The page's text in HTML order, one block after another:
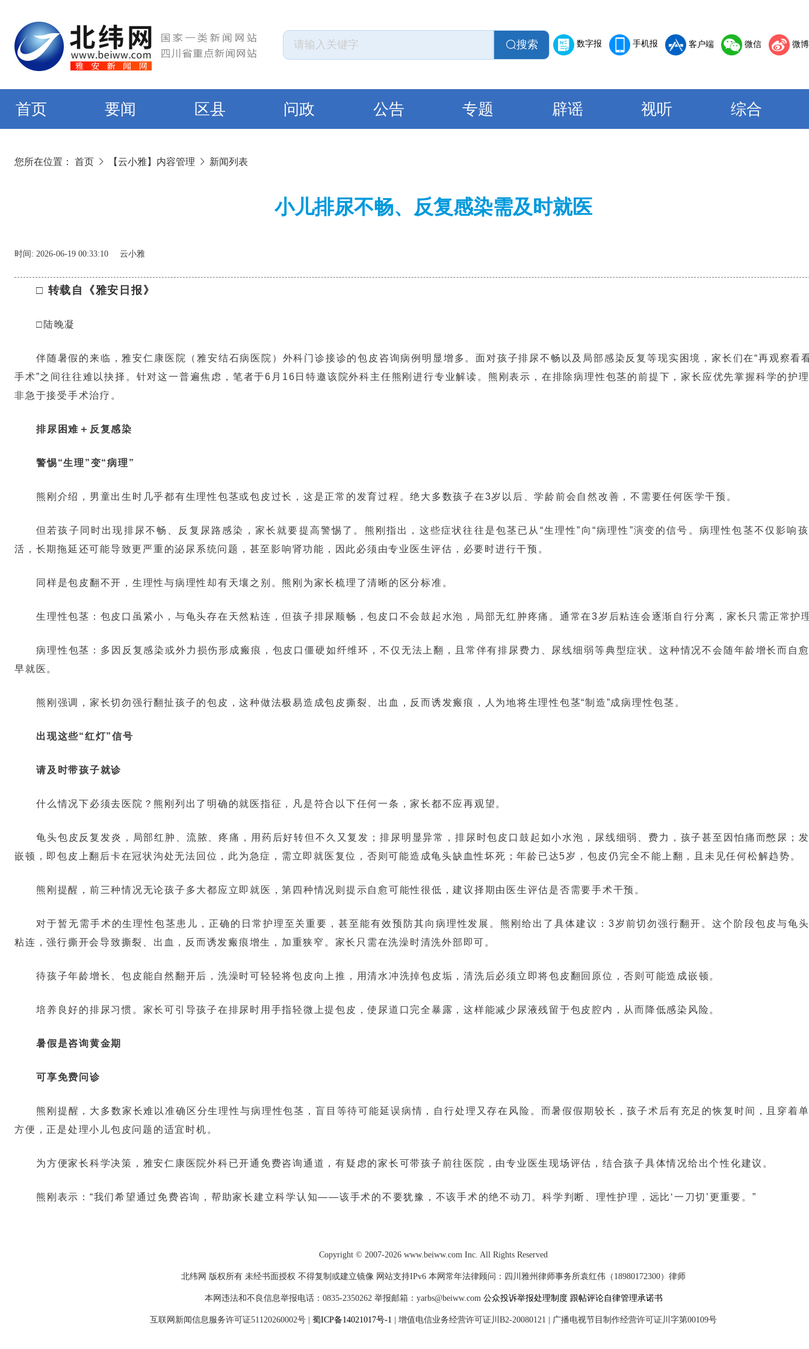
搜索 数字报 手机报 客户端 微信 微博
首页 要闻 区县 问政 公告 专题 辟谣 视听 综合
您所在位置： 首页 【云小雅】内容管理 新闻列表
小儿排尿不畅、反复感染需及时就医
时间: 2026-06-19 00:33:10 云小雅
□ 转载自《雅安日报》
□陆晚凝
伴随暑假的来临，雅安仁康医院（雅安结石病医院）外科门诊接诊的包皮咨询病例明显增多。面对孩子排尿不畅以及局部感染反复等现实困境，家长们在“再观察看
手术”之间往往难以抉择。针对这一普遍焦虑，笔者于6月16日特邀该院外科主任熊刚进行专业解读。熊刚表示，在排除病理性包茎的前提下，家长应优先掌握科学的护
非急于接受手术治疗。
排尿困难＋反复感染
警惕“生理”变“病理”
熊刚介绍，男童出生时几乎都有生理性包茎或包皮过长，这是正常的发育过程。绝大多数孩子在3岁以后、学龄前会自然改善，不需要任何医学干预。
但若孩子同时出现排尿不畅、反复尿路感染，家长就要提高警惕了。熊刚指出，这些症状往往是包茎已从“生理性”向“病理性”演变的信号。病理性包茎不仅影响
活，长期拖延还可能导致更严重的泌尿系统问题，甚至影响肾功能，因此必须由专业医生评估，必要时进行干预。
同样是包皮翻不开，生理性与病理性却有天壤之别。熊刚为家长梳理了清晰的区分标准。
生理性包茎：包皮口虽紧小，与龟头存在天然粘连，但孩子排尿顺畅，包皮口不会鼓起水泡，局部无红肿疼痛。通常在3岁后粘连会逐渐自行分离，家长只需正常护
病理性包茎：多因反复感染或外力损伤形成瘢痕，包皮口僵硬如纤维环，不仅无法上翻，且常伴有排尿费力、尿线细弱等典型症状。这种情况不会随年龄增长而自
早就医。
熊刚强调，家长切勿强行翻扯孩子的包皮，这种做法极易造成包皮撕裂、出血，反而诱发瘢痕，人为地将生理性包茎“制造”成病理性包茎。
出现这些“红灯”信号
请及时带孩子就诊
什么情况下必须去医院？熊刚列出了明确的就医指征，凡是符合以下任何一条，家长都不应再观望。
龟头包皮反复发炎，局部红肿、流脓、疼痛，用药后好转但不久又复发；排尿明显异常，排尿时包皮口鼓起如小水泡，尿线细弱、费力，孩子甚至因怕痛而憋尿；
嵌顿，即包皮上翻后卡在冠状沟处无法回位，此为急症，需立即就医复位，否则可能造成龟头缺血性坏死；年龄已达5岁，包皮仍完全不能上翻，且未见任何松解趋势。
熊刚提醒，前三种情况无论孩子多大都应立即就医，第四种情况则提示自愈可能性很低，建议择期由医生评估是否需要手术干预。
对于暂无需手术的生理性包茎患儿，正确的日常护理至关重要，甚至能有效预防其向病理性发展。熊刚给出了具体建议：3岁前切勿强行翻开。这个阶段包皮与龟
粘连，强行撕开会导致撕裂、出血，反而诱发瘢痕增生，加重狭窄。家长只需在洗澡时清洗外部即可。
待孩子年龄增长、包皮能自然翻开后，洗澡时可轻轻将包皮向上推，用清水冲洗掉包皮垢，清洗后必须立即将包皮翻回原位，否则可能造成嵌顿。
培养良好的排尿习惯。家长可引导孩子在排尿时用手指轻微上提包皮，使尿道口完全暴露，这样能减少尿液残留于包皮腔内，从而降低感染风险。
暑假是咨询黄金期
可享免费问诊
熊刚提醒，大多数家长难以准确区分生理性与病理性包茎，盲目等待可能延误病情，自行处理又存在风险。而暑假假期较长，孩子术后有充足的恢复时间，且穿着
方便，正是处理小儿包皮问题的适宜时机。
为方便家长科学决策，雅安仁康医院外科已开通免费咨询通道，有疑虑的家长可带孩子前往医院，由专业医生现场评估，结合孩子具体情况给出个性化建议。
熊刚表示：“我们希望通过免费咨询，帮助家长建立科学认知——该手术的不要犹豫，不该手术的绝不动刀。科学判断、理性护理，远比‘一刀切’更重要。”
Copyright © 2007-2026 www.beiww.com Inc. All Rights Reserved
北纬网 版权所有 未经书面授权 不得复制或建立镜像 网站支持IPv6 本网常年法律顾问：四川雅州律师事务所袁红伟（18980172300）律师
本网违法和不良信息举报电话：0835-2350262 举报邮箱：yarbs@beiww.com 公众投诉举报处理制度 跟帖评论自律管理承诺书
互联网新闻信息服务许可证51120260002号 蜀ICP备14021017号-1 增值电信业务经营许可证川B2-20080121 广播电视节目制作经营许可证川字第00109号